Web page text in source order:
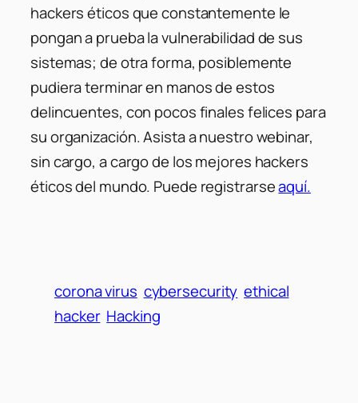
hackers éticos que constantemente le
pongan a prueba la vulnerabilidad de sus
sistemas; de otra forma, posiblemente
pudiera terminar en manos de estos
delincuentes, con pocos finales felices para
su organización. Asista a nuestro webinar,
sin cargo, a cargo de los mejores hackers
éticos del mundo. Puede registrarseaquí.
corona virus cybersecurity ethical
hacker Hacking